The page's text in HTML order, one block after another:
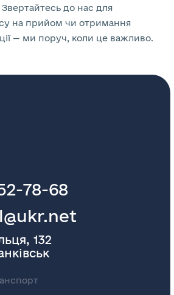
до нас для
на прийом чи отримання
— ми поруч, коли це важливо.
78-68
132